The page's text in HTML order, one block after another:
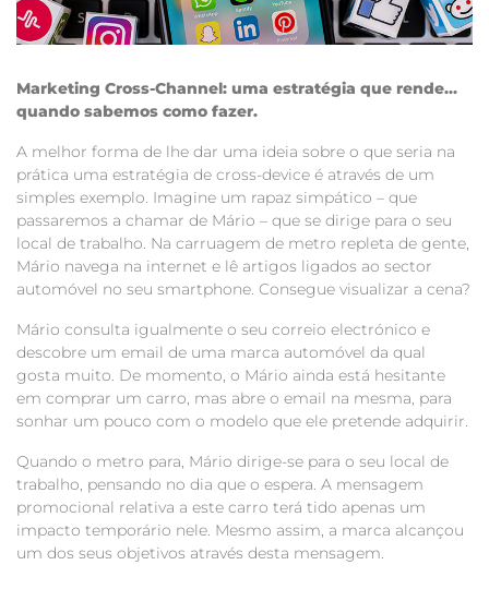
Marketing Cross-Channel: uma estratégia que rende…
quando sabemos como fazer.
A melhor forma de lhe dar uma ideia sobre o que seria na
prática uma estratégia de cross-device é através de um
simples exemplo. Imagine um rapaz simpático – que
passaremos a chamar de Mário – que se dirige para o seu
local de trabalho. Na carruagem de metro repleta de gente,
Mário navega na internet e lê artigos ligados ao sector
automóvel no seu smartphone. Consegue visualizar a cena?
Mário consulta igualmente o seu correio electrónico e
descobre um email de uma marca automóvel da qual
gosta muito. De momento, o Mário ainda está hesitante
em comprar um carro, mas abre o email na mesma, para
sonhar um pouco com o modelo que ele pretende adquirir.
Quando o metro para, Mário dirige-se para o seu local de
trabalho, pensando no dia que o espera. A mensagem
promocional relativa a este carro terá tido apenas um
impacto temporário nele. Mesmo assim, a marca alcançou
um dos seus objetivos através desta mensagem.